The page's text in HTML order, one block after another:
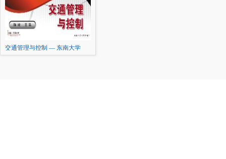
交通管理与控制 — 东南大学